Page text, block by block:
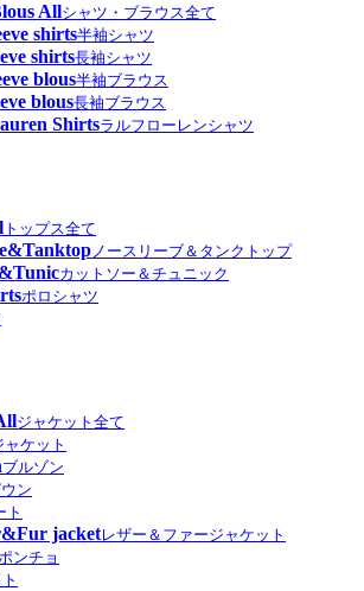
Allシャツ・ブラウス全て
shirts半袖シャツ
shirts長袖シャツ
blous半袖ブラウス
blous長袖ブラウス
Shirtsラルフローレンシャツ
トップス全て
ノースリーブ＆タンクトップ
カットソー＆チュニック
ポロシャツ
ジャケット全て
ャケット
ブルゾン
ン
ト
jacketレザー＆ファージャケット
ンチョ